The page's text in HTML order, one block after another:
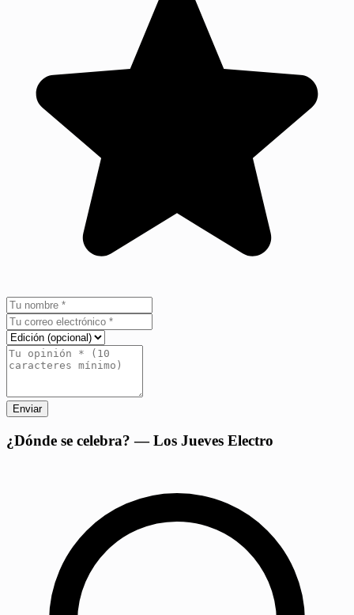
Enviar
¿Dónde se celebra? — Los Jueves Electro